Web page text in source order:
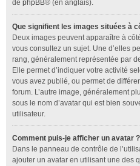
de phpBB® (en anglais).
Que signifient les images situées à
Deux images peuvent apparaître à
vous consultez un sujet. Une d’elles
rang, généralement représentée par
Elle permet d’indiquer votre activité
vous avez publié, ou permet de
forum. L’autre image, généralement
sous le nom d’avatar qui est bien
utilisateur.
Comment puis-je afficher un avatar ?
Dans le panneau de contrôle de
ajouter un avatar en utilisant une des